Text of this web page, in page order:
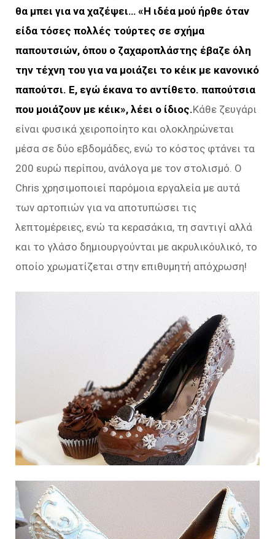
θα μπει για να χαζέψει… «Η ιδέα μού ήρθε όταν
είδα τόσες πολλές τούρτες σε σχήμα
παπουτσιών, όπου ο ζαχαροπλάστης έβαζε όλη
την τέχνη του για να μοιάζει το κέικ με κανονικό
παπούτσι. Ε, εγώ έκανα το αντίθετο. παπούτσια
που μοιάζουν με κέικ», λέει ο ίδιος.Κάθε ζευγάρι
είναι φυσικά χειροποίητο και ολοκληρώνεται
μέσα σε δύο εβδομάδες, ενώ το κόστος φτάνει τα
200 ευρώ περίπου, ανάλογα με τον στολισμό. Ο
Chris χρησιμοποιεί παρόμοια εργαλεία με αυτά
των αρτοπιών για να αποτυπώσει τις
λεπτομέρειες, ενώ τα κερασάκια, τη σαντιγί αλλά
και το γλάσο δημιουργούνται με ακρυλικόυλικό, το
οποίο χρωματίζεται στην επιθυμητή απόχρωση!